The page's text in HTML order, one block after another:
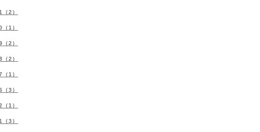
2）
1）
2）
2）
1）
3）
1）
3）